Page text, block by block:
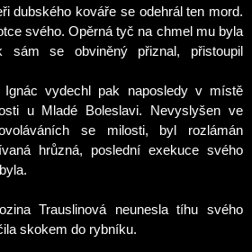
dubského kováře se odehrál ten mord.
svého. Opěrná tyč na chmel mu byla
sám se obviněný přiznal, přistoupil
vydechl pak naposledy v místě
u Mladé Boleslavi. Nevyslyšen ve
se milosti, byl rozlámán
hrůzná, poslední exekuce svého
Trauslinová neunesla tíhu svého
skokem do rybníku.